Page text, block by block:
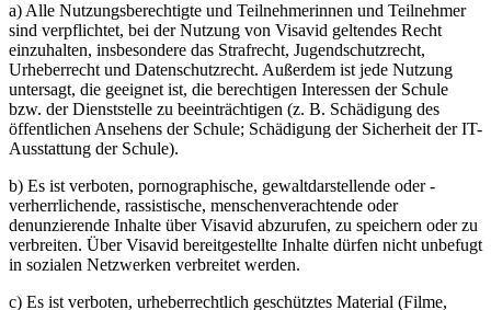
a) Alle Nutzungsberechtigte und Teilnehmerinnen und Teilnehmer
sind verpflichtet, bei der Nutzung von Visavid geltendes Recht
einzuhalten, insbesondere das Strafrecht, Jugendschutzrecht,
Urheberrecht und Datenschutzrecht. Außerdem ist jede Nutzung
untersagt, die geeignet ist, die berechtigen Interessen der Schule
bzw. der Dienststelle zu beeinträchtigen (z. B. Schädigung des
öffentlichen Ansehens der Schule; Schädigung der Sicherheit der IT-
Ausstattung der Schule).
b) Es ist verboten, pornographische, gewaltdarstellende oder -
verherrlichende, rassistische, menschenverachtende oder
denunzierende Inhalte über Visavid abzurufen, zu speichern oder zu
verbreiten. Über Visavid bereitgestellte Inhalte dürfen nicht unbefugt
in sozialen Netzwerken verbreitet werden.
c) Es ist verboten, urheberrechtlich geschütztes Material (Filme,